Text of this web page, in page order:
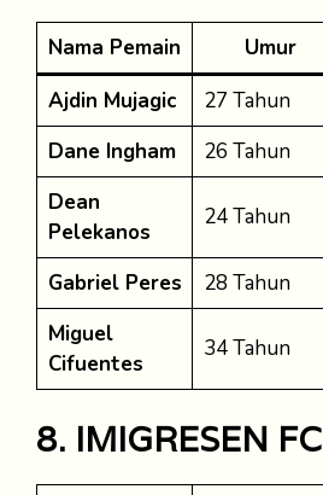
Nama Pemain Umur
Ajdin Mujagic
27 Tahun
Dane Ingham
26 Tahun
Dean
Pelekanos
24 Tahun
Gabriel Peres 28 Tahun
Miguel
Cifuentes
34 Tahun
8. IMIGRESEN FC